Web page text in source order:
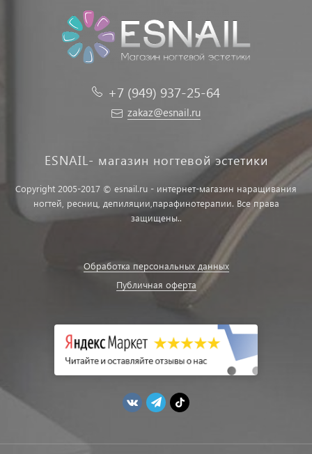
+7 (949) 937-25-64
zakaz@esnail.ru
ESNAIL- магазин ногтевой эстетики
Copyright 2005-2017 © esnail.ru - интернет-магазин наращивания
ногтей, ресниц, депиляции,парафинотерапии. Все права
защищены..
Обработка персональных данных
Публичная оферта